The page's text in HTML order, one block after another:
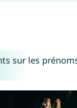
sur les